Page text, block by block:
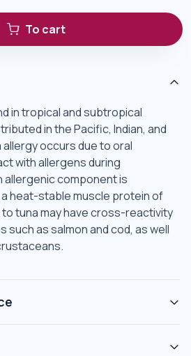
To cart
in tropical and subtropical
in the Pacific, Indian, and
occurs due to oral
with allergens during
allergenic component is
a heat-stable muscle protein of
tuna may have cross-reactivity
as salmon and cod, as well